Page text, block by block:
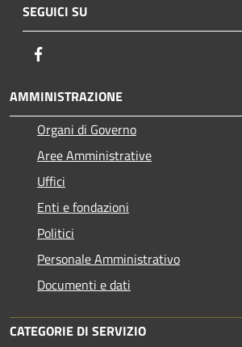
SEGUICI SU
AMMINISTRAZIONE
Organi di Governo
Aree Amministrative
Uffici
Enti e fondazioni
Politici
Personale Amministrativo
Documenti e dati
CATEGORIE DI SERVIZIO